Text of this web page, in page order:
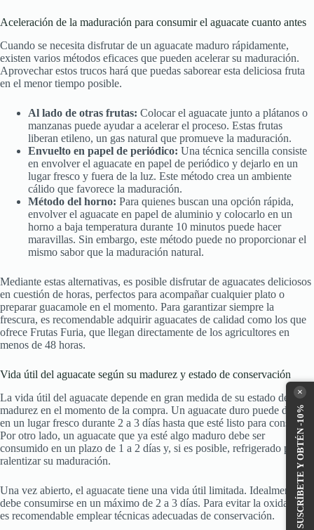
Aceleración de la maduración para consumir el aguacate cuanto antes
Cuando se necesita disfrutar de un aguacate maduro rápidamente,
existen varios métodos eficaces que pueden acelerar su maduración.
Aprovechar estos trucos hará que puedas saborear esta deliciosa fruta
en el menor tiempo posible.
Al lado de otras frutas: Colocar el aguacate junto a plátanos o
manzanas puede ayudar a acelerar el proceso. Estas frutas
liberan etileno, un gas natural que promueve la maduración.
Envuelto en papel de periódico: Una técnica sencilla consiste
en envolver el aguacate en papel de periódico y dejarlo en un
lugar fresco y fuera de la luz. Este método crea un ambiente
cálido que favorece la maduración.
Método del horno: Para quienes buscan una opción rápida,
envolver el aguacate en papel de aluminio y colocarlo en un
horno a baja temperatura durante 10 minutos puede hacer
maravillas. Sin embargo, este método puede no proporcionar el
mismo sabor que la maduración natural.
Mediante estas alternativas, es posible disfrutar de aguacates deliciosos
en cuestión de horas, perfectos para acompañar cualquier plato o
preparar guacamole en el momento. Para garantizar siempre la
frescura, es recomendable adquirir aguacates de calidad como los que
ofrece Frutas Furia, que llegan directamente de los agricultores en
menos de 48 horas.
Vida útil del aguacate según su madurez y estado de conservación
La vida útil del aguacate depende en gran medida de su estado de
madurez en el momento de la compra. Un aguacate duro puede durar
en un lugar fresco durante 2 a 3 días hasta que esté listo para consumir.
Por otro lado, un aguacate que ya esté algo maduro debe ser
consumido en un plazo de 1 a 2 días y, si es posible, refrigerado para
ralentizar su maduración.
Una vez abierto, el aguacate tiene una vida útil limitada. Idealmente,
debe consumirse en un máximo de 2 a 3 días. Para evitar la oxidación,
es recomendable emplear técnicas adecuadas de conservación.
×
SUSCRÍBETE Y OBTÉN -10%